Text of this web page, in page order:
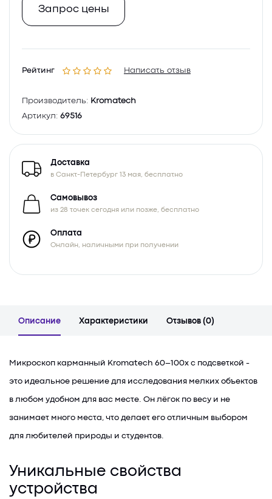
Рейтинг Написать отзыв
Производитель: Kromatech
Артикул: 69516
Запрос цены
Доставка
в Санкт-Петербург 13 мая, бесплатно
Самовывоз
из 28 точек сегодня или позже, бесплатно
Оплата
Онлайн, наличными при получении
Описание Характеристики Отзывов (0)
Микроскоп карманный Kromatech 60–100x с подсветкой -
это идеальное решение для исследования мелких объектов
в любом удобном для вас месте. Он лёгок по весу и не
занимает много места, что делает его отличным выбором
для любителей природы и студентов.
Уникальные свойства
устройства